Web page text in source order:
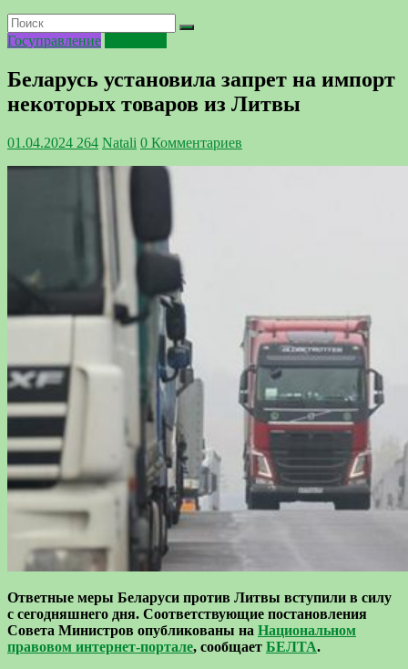
Госуправление
Беларусь установила запрет на импорт
некоторых товаров из Литвы
01.04.2024 264 Natali 0 Комментариев
Ответные меры Беларуси против Литвы вступили в силу
с сегодняшнего дня. Соответствующие постановления
Совета Министров опубликованы на Национальном
правовом интернет-портале, сообщает БЕЛТА.